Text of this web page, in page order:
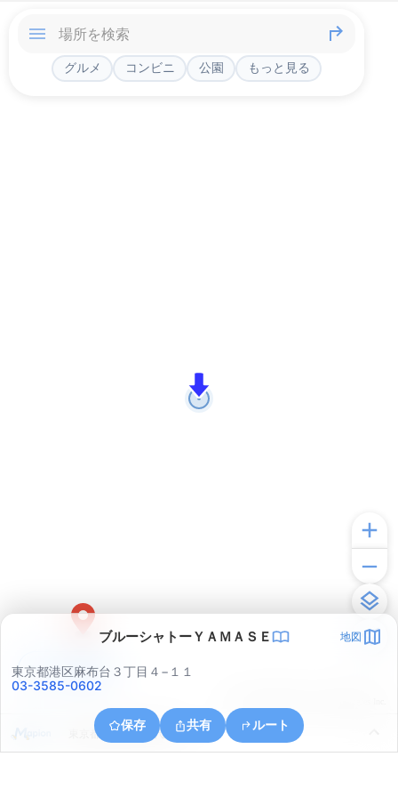
グルメ コンビニ 公園 もっと見る
ブルーシャトーＹＡＭＡＳＥ 地図
東京都港区麻布台３丁目４−１１
03-3585-0602
保存 共有 ルート
東京都千代田区千代田１
アプリで見る